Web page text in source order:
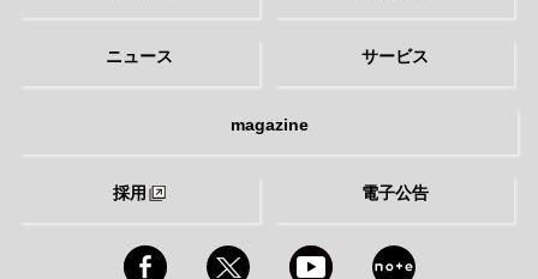
ニュース サービス
magazine
採用 電子公告